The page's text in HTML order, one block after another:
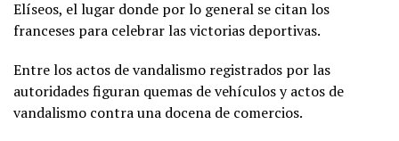
Elíseos, el lugar donde por lo general se citan los
franceses para celebrar las victorias deportivas.
Entre los actos de vandalismo registrados por las
autoridades figuran quemas de vehículos y actos de
vandalismo contra una docena de comercios.